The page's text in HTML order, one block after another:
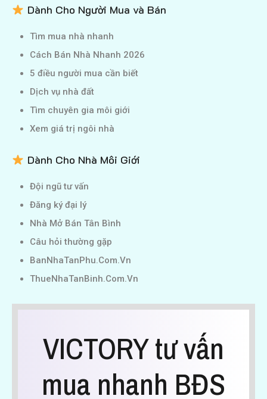
Dành Cho Người Mua và Bán
Tìm mua nhà nhanh
Cách Bán Nhà Nhanh 2026
5 điều người mua cần biết
Dịch vụ nhà đất
Tìm chuyên gia môi giới
Xem giá trị ngôi nhà
Dành Cho Nhà Môi Giới
Đội ngũ tư vấn
Đăng ký đại lý
Nhà Mở Bán Tân Bình
Câu hỏi thường gặp
BanNhaTanPhu.Com.Vn
ThueNhaTanBinh.Com.Vn
VICTORY tư vấn
mua nhanh BĐS